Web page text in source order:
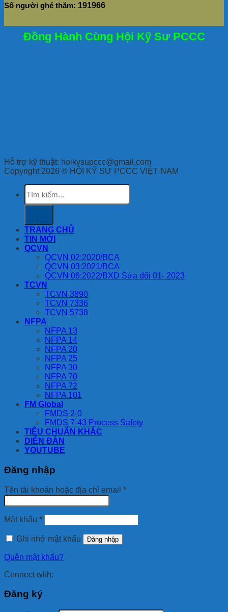
Số người ghé thăm: 191966
Đồng Hành Cùng Hội Kỹ Sư PCCC
Hỗ trợ kỹ thuật: hoikysupccc@gmail.com
Copyright 2026 © HỘI KỸ SƯ PCCC VIỆT NAM
Tìm
kiếm:
TRANG CHỦ
TIN MỚI
QCVN
QCVN 02:2020/BCA
QCVN 03:2021/BCA
QCVN 06:2022/BXD Sửa đổi 01- 2023
TCVN
TCVN 3890
TCVN 7336
TCVN 5738
NFPA
NFPA 13
NFPA 14
NFPA 20
NFPA 25
NFPA 30
NFPA 70
NFPA 72
NFPA 101
FM Global
FMDS 2-0
FMDS 7-43 Process Safety
TIÊU CHUẨN KHÁC
DIỄN ĐÀN
YOUTUBE
Đăng nhập
Tên tài khoản hoặc địa chỉ email *Bắt
Mật khẩu *Bắt
buộc
Ghi nhớ mật khẩu
Đăng nhập
Quên mật khẩu?
Connect with:
Đăng ký